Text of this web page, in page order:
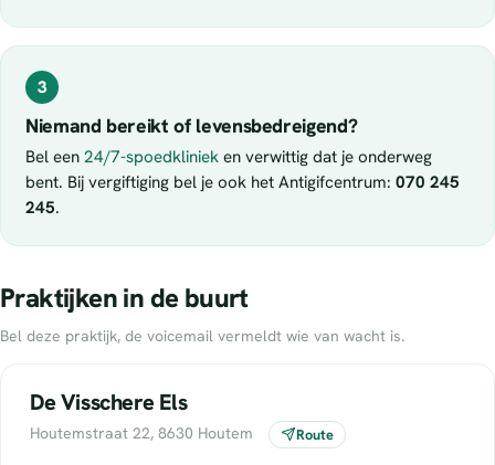
3
Niemand bereikt of levensbedreigend?
Bel een 24/7-spoedkliniek en verwittig dat je onderweg
bent. Bij vergiftiging bel je ook het Antigifcentrum: 070 245
245.
Praktijken in de buurt
Bel deze praktijk, de voicemail vermeldt wie van wacht is.
De Visschere Els
Houtemstraat 22, 8630 Houtem Route